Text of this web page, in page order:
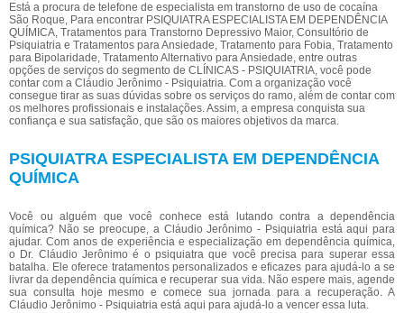
Está a procura de telefone de especialista em transtorno de uso de cocaína
São Roque, Para encontrar PSIQUIATRA ESPECIALISTA EM DEPENDÊNCIA
QUÍMICA, Tratamentos para Transtorno Depressivo Maior, Consultório de
Psiquiatria e Tratamentos para Ansiedade, Tratamento para Fobia, Tratamento
para Bipolaridade, Tratamento Alternativo para Ansiedade, entre outras
opções de serviços do segmento de CLÍNICAS - PSIQUIATRIA, você pode
contar com a Cláudio Jerônimo - Psiquiatria. Com a organização você
consegue tirar as suas dúvidas sobre os serviços do ramo, além de contar com
os melhores profissionais e instalações. Assim, a empresa conquista sua
confiança e sua satisfação, que são os maiores objetivos da marca.
PSIQUIATRA ESPECIALISTA EM DEPENDÊNCIA
QUÍMICA
Você ou alguém que você conhece está lutando contra a dependência
química? Não se preocupe, a Cláudio Jerônimo - Psiquiatria está aqui para
ajudar. Com anos de experiência e especialização em dependência química,
o Dr. Cláudio Jerônimo é o psiquiatra que você precisa para superar essa
batalha. Ele oferece tratamentos personalizados e eficazes para ajudá-lo a se
livrar da dependência química e recuperar sua vida. Não espere mais, agende
sua consulta hoje mesmo e comece sua jornada para a recuperação. A
Cláudio Jerônimo - Psiquiatria está aqui para ajudá-lo a vencer essa luta.